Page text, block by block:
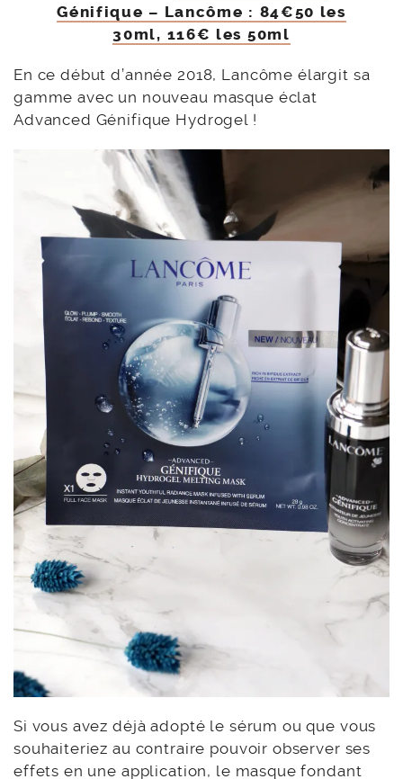
Génifique – Lancôme : 84€50 les
30ml, 116€ les 50ml
En ce début d’année 2018, Lancôme élargit sa
gamme avec un nouveau masque éclat
Advanced Génifique Hydrogel !
Si vous avez déjà adopté le sérum ou que vous
souhaiteriez au contraire pouvoir observer ses
effets en une application, le masque fondant